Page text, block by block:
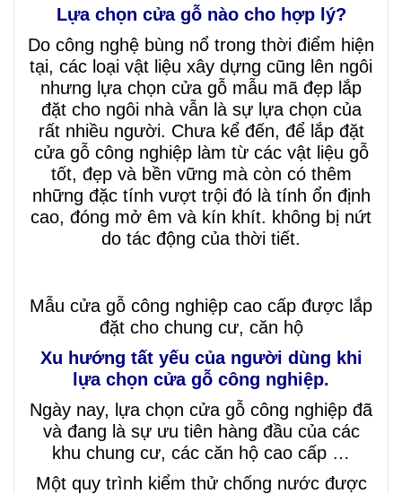
Lựa chọn cửa gỗ nào cho hợp lý?
Do công nghệ bùng nổ trong thời điểm hiện
tại, các loại vật liệu xây dựng cũng lên ngôi
nhưng lựa chọn cửa gỗ mẫu mã đẹp lắp
đặt cho ngôi nhà vẫn là sự lựa chọn của
rất nhiều người. Chưa kể đến, để lắp đặt
cửa gỗ công nghiệp làm từ các vật liệu gỗ
tốt, đẹp và bền vững mà còn có thêm
những đặc tính vượt trội đó là tính ổn định
cao, đóng mở êm và kín khít. không bị nứt
do tác động của thời tiết.
Mẫu cửa gỗ công nghiệp cao cấp được lắp
đặt cho chung cư, căn hộ
Xu hướng tất yếu của người dùng khi
lựa chọn cửa gỗ công nghiệp.
Ngày nay, lựa chọn cửa gỗ công nghiệp đã
và đang là sự ưu tiên hàng đầu của các
khu chung cư, các căn hộ cao cấp …
Một quy trình kiểm thử chống nước được